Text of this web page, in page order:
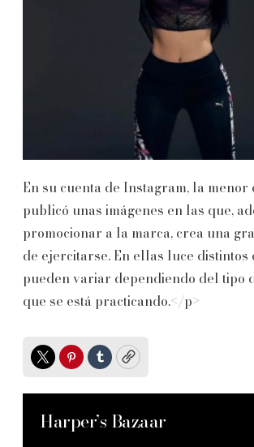
En su cuenta de Instagram, la
publicó unas imágenes en las que,
promocionar a la marca, crea una
de ejercitarse. En ellas luce distintos
pueden variar dependiendo del tipo
que se está practicando.</p>
TwitterPinterest
TumblrCopy
Harper’s Bazaar